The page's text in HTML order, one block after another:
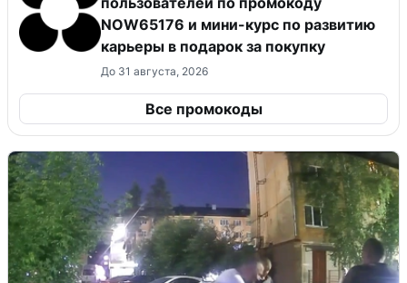
NOW65176 и мини-курс по развитию
карьеры в подарок за покупку
До 31 августа, 2026
Все промокоды